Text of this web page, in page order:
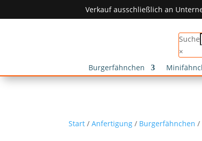
Verkauf ausschließlich an
Suche
×
Burgerfähnchen
Start /Anfertigung / Burgerfähnchen /